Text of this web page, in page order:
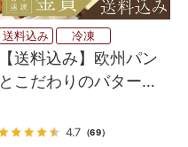
送料込み 冷凍
【送料込み】欧州パン
とこだわりのバターを
4.7 （69）